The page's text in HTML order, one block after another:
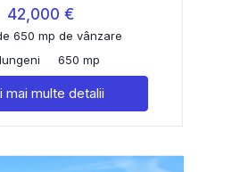
42,000 €
650 mp de vânzare
650 mp
mai multe detalii